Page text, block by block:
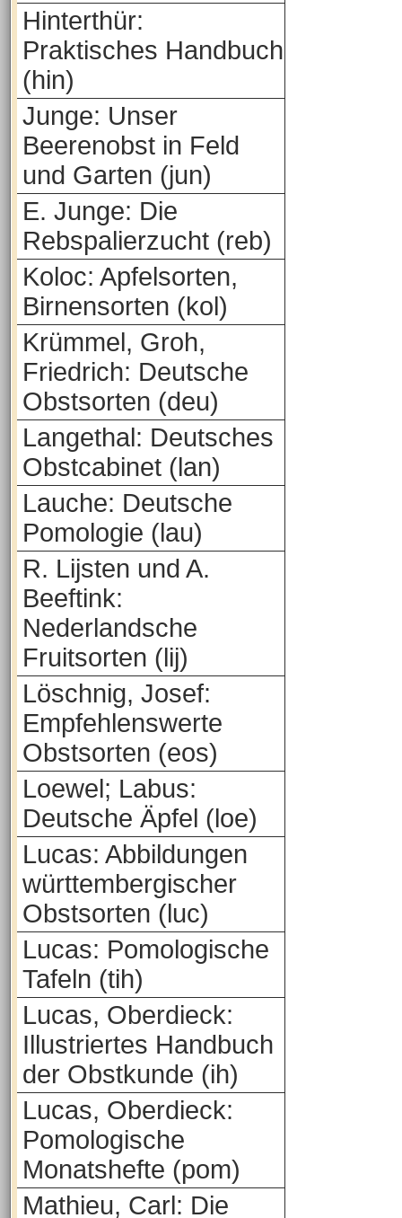
Hinterthür:
Praktisches Handbuch
(hin)
Junge: Unser
Beerenobst in Feld
und Garten (jun)
E. Junge: Die
Rebspalierzucht (reb)
Koloc: Apfelsorten,
Birnensorten (kol)
Krümmel, Groh,
Friedrich: Deutsche
Obstsorten (deu)
Langethal: Deutsches
Obstcabinet (lan)
Lauche: Deutsche
Pomologie (lau)
R. Lijsten und A.
Beeftink:
Nederlandsche
Fruitsorten (lij)
Löschnig, Josef:
Empfehlenswerte
Obstsorten (eos)
Loewel; Labus:
Deutsche Äpfel (loe)
Lucas: Abbildungen
württembergischer
Obstsorten (luc)
Lucas: Pomologische
Tafeln (tih)
Lucas, Oberdieck:
Illustriertes Handbuch
der Obstkunde (ih)
Lucas, Oberdieck:
Pomologische
Monatshefte (pom)
Mathieu, Carl: Die